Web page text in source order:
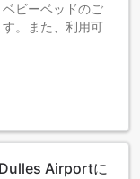
ビーベッドのご
。また、利用可
プにより異なり
い。
Airportに